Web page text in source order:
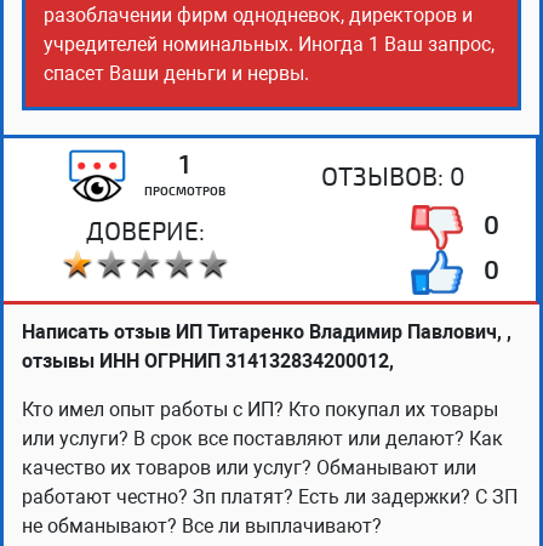
разоблачении фирм однодневок, директоров и
учредителей номинальных. Иногда 1 Ваш запрос,
спасет Ваши деньги и нервы.
1
ПРОСМОТРОВ
ОТЗЫВОВ: 0
ДОВЕРИЕ:
0
0
Написать отзыв ИП Титаренко Владимир Павлович, ,
отзывы ИНН ОГРНИП 314132834200012,
Кто имел опыт работы с ИП? Кто покупал их товары
или услуги? В срок все поставляют или делают? Как
качество их товаров или услуг? Обманывают или
работают честно? Зп платят? Есть ли задержки? С ЗП
не обманывают? Все ли выплачивают?